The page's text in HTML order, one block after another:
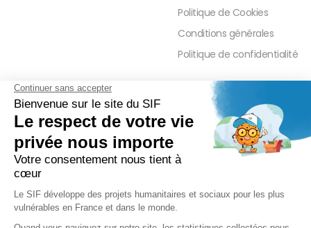
Politique de Cookies
Conditions générales
Politique de confidentialité
FAQ
Réduction Fiscale
Ramadan 2026
Zakât Al Maal
Intérêts Bancaires
Parrainage Individuel
Waqf
PRESSE ET PARTENAIRE
Contact Presse
Communiqués de Presse
Actualités Presse